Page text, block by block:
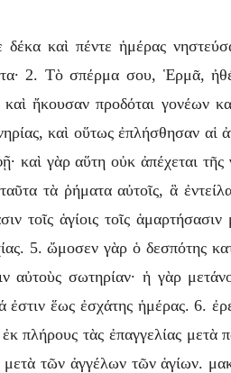
καὶ πέντε ἡμέρας
2. Τὸ σπέρμα σου, Ἑρμᾶ,
ἤκουσαν προδόται γονέων
καὶ οὕτως ἐπλήσθησαν αἱ
καὶ γὰρ αὕτη οὐκ ἀπέχεται
τὰ ῥήματα αὐτοῖς, ἃ
τοῖς ἁγίοις τοῖς
5. ὤμοσεν γὰρ ὁ δεσπότης
αὐτοὺς σωτηρίαν· ἡ γὰρ
ἐστιν ἕως ἐσχάτης ἡμέρας. 6.
πλήρους τὰς ἐπαγγελίας μετὰ
τῶν ἀγγέλων τῶν ἁγίων.